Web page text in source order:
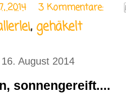
2014 3 Kommentare:
, gehäkelt
August 2014
sonnengereift....